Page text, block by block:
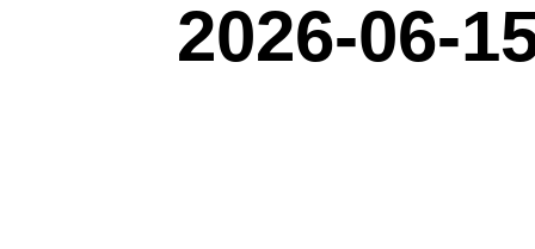
2026-06-